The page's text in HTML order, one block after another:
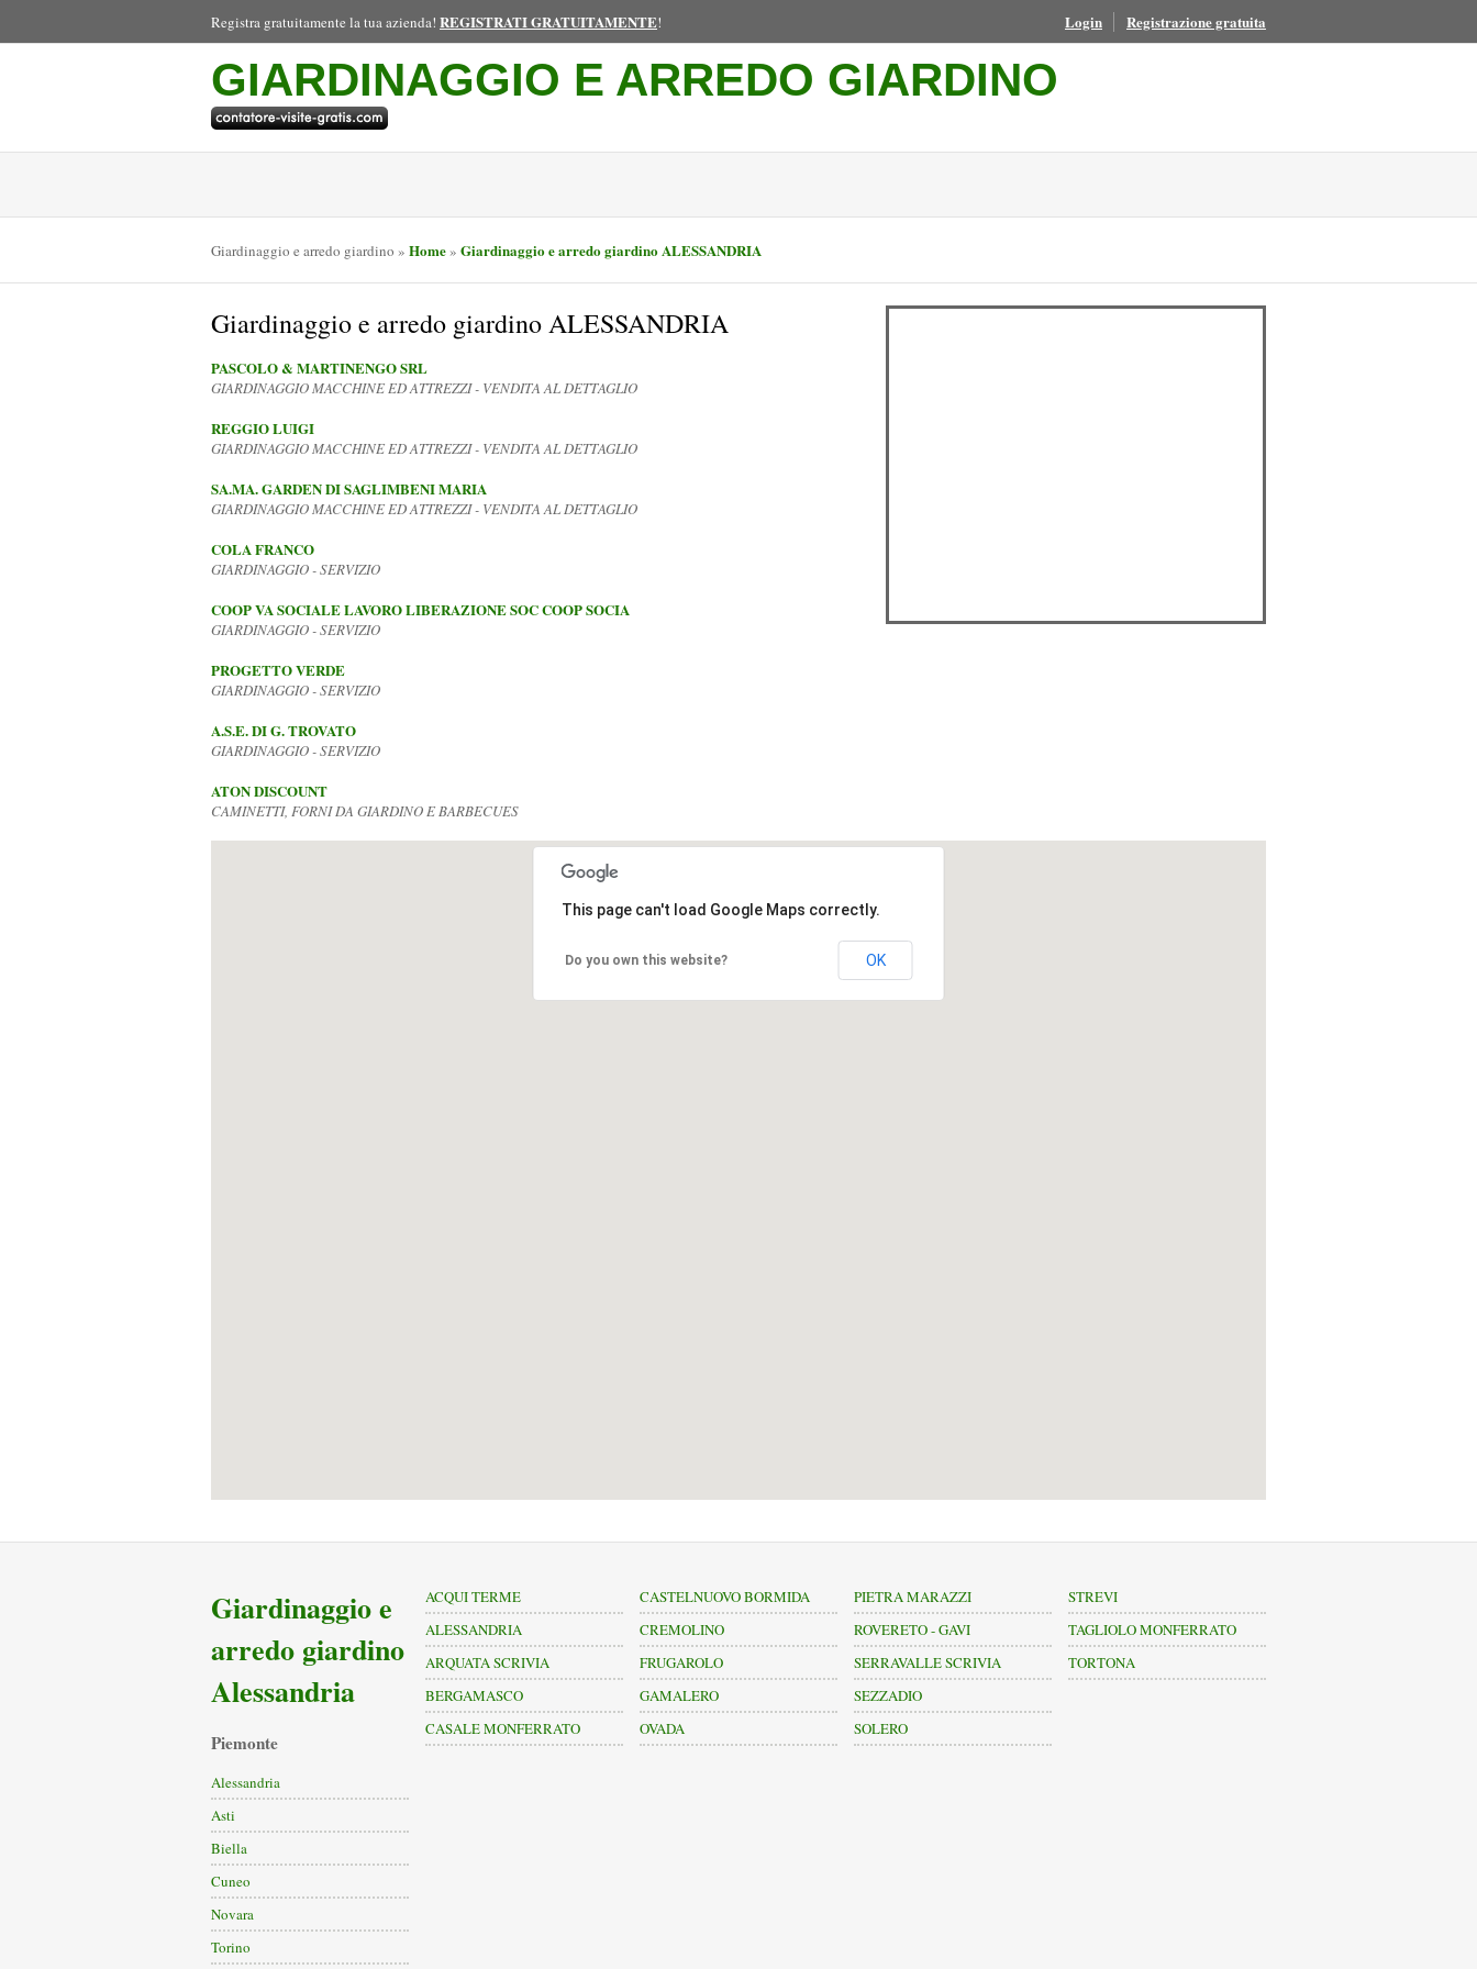
Registra gratuitamente la tua azienda! REGISTRATI GRATUITAMENTE! Login Registrazione gratuita
GIARDINAGGIO E ARREDO GIARDINO
Giardinaggio e arredo giardino » Home» Giardinaggio e arredo giardino ALESSANDRIA
Giardinaggio e arredo giardino ALESSANDRIA
PASCOLO & MARTINENGO SRL
GIARDINAGGIO MACCHINE ED ATTREZZI - VENDITA AL DETTAGLIO
REGGIO LUIGI
GIARDINAGGIO MACCHINE ED ATTREZZI - VENDITA AL DETTAGLIO
SA.MA. GARDEN DI SAGLIMBENI MARIA
GIARDINAGGIO MACCHINE ED ATTREZZI - VENDITA AL DETTAGLIO
COLA FRANCO
GIARDINAGGIO - SERVIZIO
COOP VA SOCIALE LAVORO LIBERAZIONE SOC COOP SOCIA
GIARDINAGGIO - SERVIZIO
PROGETTO VERDE
GIARDINAGGIO - SERVIZIO
A.S.E. DI G. TROVATO
GIARDINAGGIO - SERVIZIO
ATON DISCOUNT
CAMINETTI, FORNI DA GIARDINO E BARBECUES
This page can't load Google Maps correctly.
Do you own this website? OK
Giardinaggio e
arredo giardino
Alessandria
Piemonte
Alessandria
Asti
Biella
Cuneo
Novara
Torino
ACQUI TERME
ALESSANDRIA
ARQUATA SCRIVIA
BERGAMASCO
CASALE MONFERRATO
CASTELNUOVO BORMIDA
CREMOLINO
FRUGAROLO
GAMALERO
OVADA
PIETRA MARAZZI
ROVERETO - GAVI
SERRAVALLE SCRIVIA
SEZZADIO
SOLERO
STREVI
TAGLIOLO MONFERRATO
TORTONA